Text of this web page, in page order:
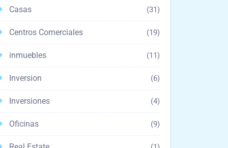
Casas (31)
Centros Comerciales (19)
inmuebles (11)
Inversion (6)
Inversiones (4)
Oficinas (9)